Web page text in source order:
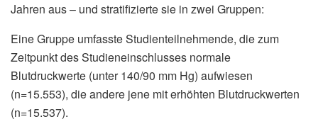
Jahren aus – und stratifizierte sie in zwei Gruppen:
Eine Gruppe umfasste Studienteilnehmende, die zum
Zeitpunkt des Studieneinschlusses normale
Blutdruckwerte (unter 140/90 mm Hg) aufwiesen
(n=15.553), die andere jene mit erhöhten Blutdruckwerten
(n=15.537).